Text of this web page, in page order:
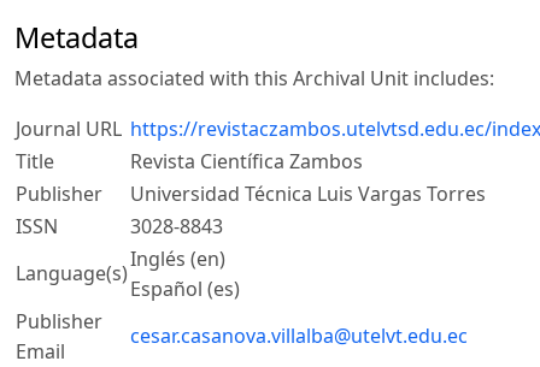
Metadata
Metadata associated with this Archival Unit includes:
Journal URL https://revistaczambos.utelvtsd.edu.ec/
Title
Revista Científica Zambos
Publisher
Universidad Técnica Luis Vargas Torres
ISSN
3028-8843
Language(s)
Inglés (en)
Español (es)
Publisher
Email
cesar.casanova.villalba@utelvt.edu.ec